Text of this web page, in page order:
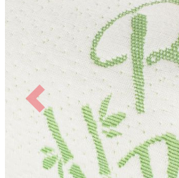
Predchádzajúci